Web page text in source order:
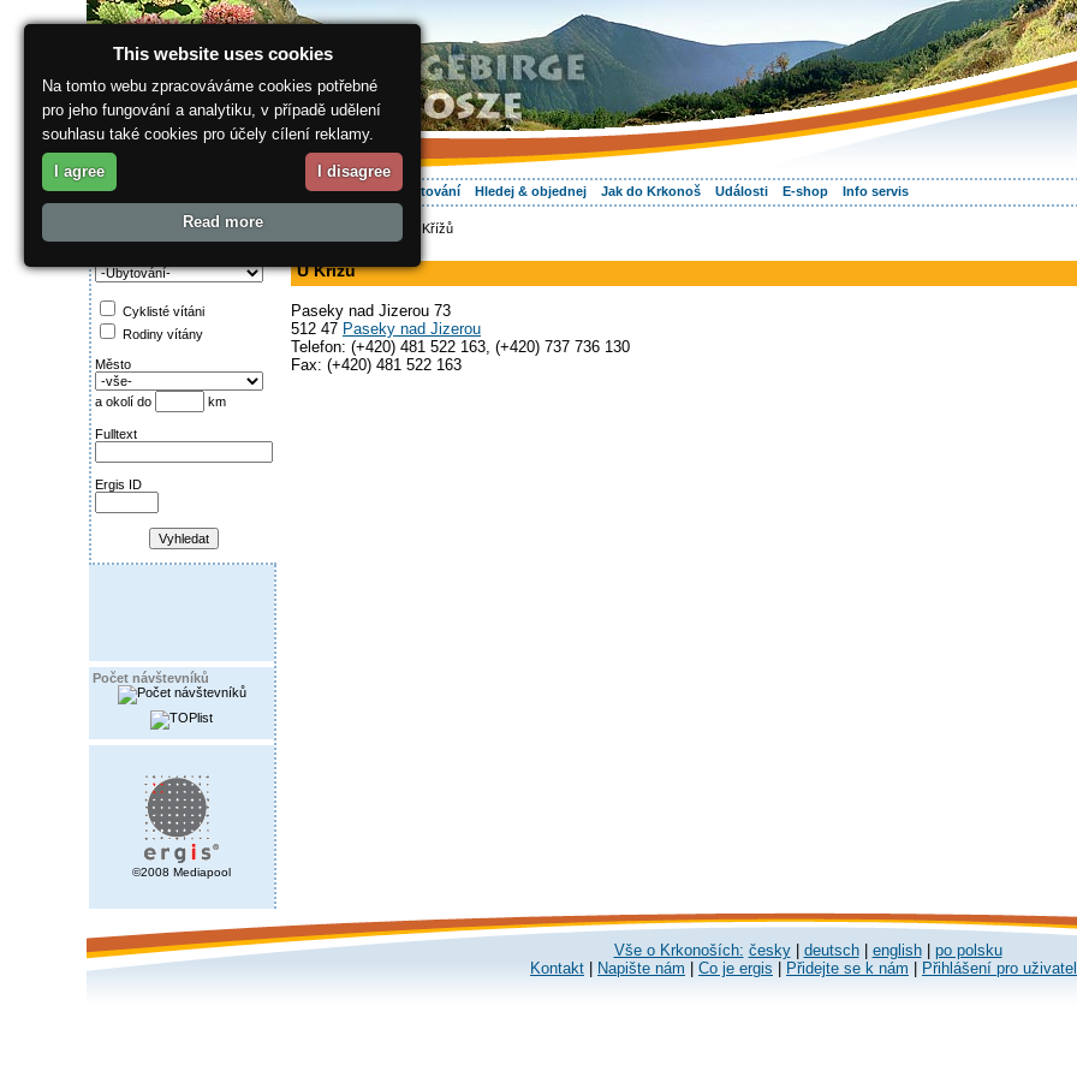
O regionu Vaše dovolená Ubytování Hledej & objednej Jak do Krkonoš Události E-shop Info servis
Najděte si:
Cyklisté vítáni
Rodiny vítány
Město
a okolí do km
Fulltext
Ergis ID
Počet návštevníků
©2008 Mediapool
> U Křížů
U Křížů
Paseky nad Jizerou 73
512 47 Paseky nad Jizerou
Telefon: (+420) 481 522 163, (+420) 737 736 130
Fax: (+420) 481 522 163
Vše o Krkonoších: česky| deutsch| english| po polsku
Kontakt
Napište nám Co je ergis Přidejte se k nám Přihlášení pro
This website uses cookies
Na tomto webu zpracováváme cookies potřebné
pro jeho fungování a analytiku, v případě udělení
souhlasu také cookies pro účely cílení reklamy.
I agree I disagree
Read more